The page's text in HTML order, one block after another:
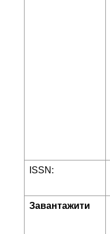
ISSN:
Завантажити